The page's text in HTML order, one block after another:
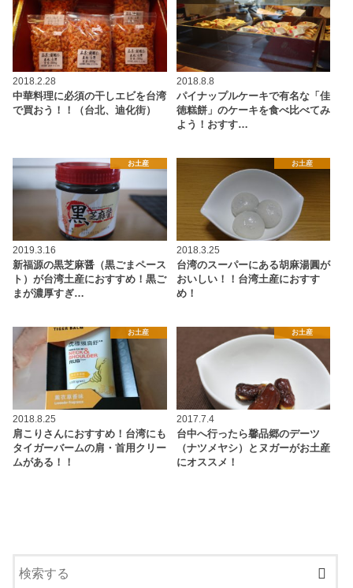
2018.2.28
中華料理に必須の干しエビを台湾
で買おう！！（台北、迪化街）
2018.8.8
パイナップルケーキで有名な「佳
徳糕餅」のケーキを食べ比べてみ
よう！おすす…
お土産
2019.3.16
新福源の黒芝麻醤（黒ごまペース
ト）が台湾土産におすすめ！黒ご
まが濃厚すぎ…
お土産
2018.3.25
台湾のスーパーにある胡麻湯圓が
おいしい！！台湾土産におすす
め！
お土産
2018.8.25
肩こりさんにおすすめ！台湾にも
タイガーバームの肩・首用クリー
ムがある！！
お土産
2017.7.4
台中へ行ったら馨品郷のデーツ
（ナツメヤシ）とヌガーがお土産
にオススメ！